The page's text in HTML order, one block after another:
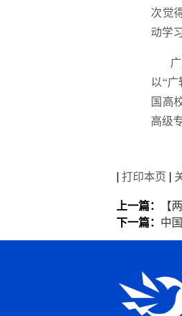
次觉
动学
以“
国高
高级
打印本页
上一篇：
【
下一篇： 中